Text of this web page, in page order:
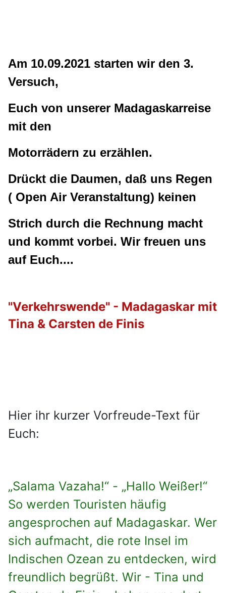
Am 10.09.2021 starten wir den 3.
Versuch,
Euch von unserer Madagaskarreise
mit den
Motorrädern zu erzählen.
Drückt die Daumen, daß uns Regen
( Open Air Veranstaltung) keinen
Strich durch die Rechnung macht
und kommt vorbei. Wir freuen uns
auf Euch....
"Verkehrswende" - Madagaskar mit
Tina & Carsten de Finis
Hier ihr kurzer Vorfreude-Text für
Euch:
„Salama Vazaha!“ - „Hallo Weißer!“
So werden Touristen häufig
angesprochen auf Madagaskar. Wer
sich aufmacht, die rote Insel im
Indischen Ozean zu entdecken, wird
freundlich begrüßt. Wir - Tina und